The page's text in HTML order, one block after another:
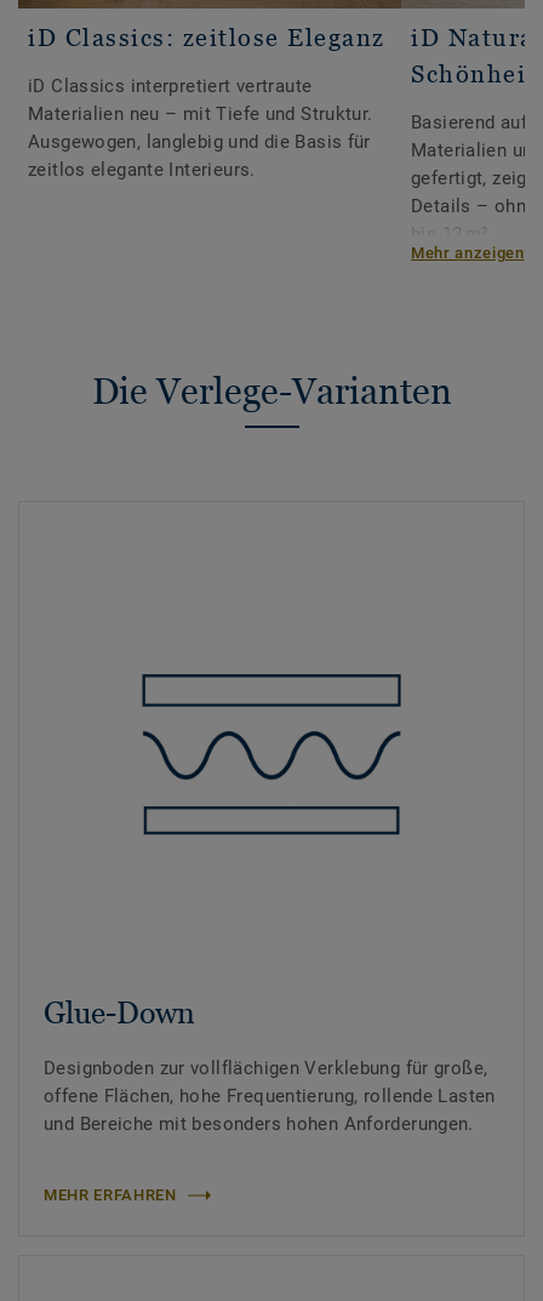
iD Classics: zeitlose Eleganz
iD Classics interpretiert vertraute
Materialien neu – mit Tiefe und Struktur.
Ausgewogen, langlebig und die Basis für
zeitlos elegante Interieurs.
iD
Schönheit
Basierend auf
Materialien
gefertigt, zeigt
Details – ohne
bis 12 m².
Mehr anzeigen
Die Verlege-Varianten
Glue-Down
Designboden zur vollflächigen Verklebung für große,
offene Flächen, hohe Frequentierung, rollende Lasten
und Bereiche mit besonders hohen Anforderungen.
MEHR ERFAHREN